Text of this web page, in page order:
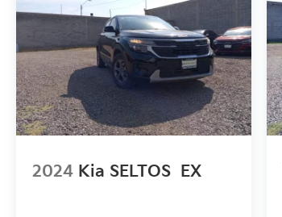
2024 Kia SELTOS EX